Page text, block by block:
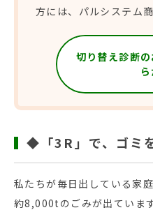
方には、パルシステム
切り替え診断
◆「3R」で、ゴミ
私たちが毎日出している家
約8,000tのごみが出ていま